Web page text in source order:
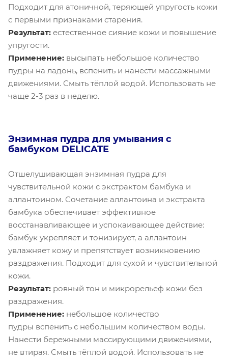
Подходит для атоничной, теряющей упругость кожи
с первыми признаками старения.
Результат: естественное сияние кожи и повышение
упругости.
Применение: высыпать небольшое количество
пудры на ладонь, вспенить и нанести массажными
движениями. Смыть тёплой водой. Использовать не
чаще 2-3 раз в неделю.
Энзимная пудра для умывания с
бамбуком DELICATE
Отшелушивающая энзимная пудра для
чувствительной кожи с экстрактом бамбука и
аллантоином. Сочетание аллантоина и экстракта
бамбука обеспечивает эффективное
восстанавливающее и успокаивающее действие:
бамбук укрепляет и тонизирует, а аллантоин
увлажняет кожу и препятствует возникновению
раздражения. Подходит для сухой и чувствительной
кожи.
Результат: ровный тон и микрорельеф кожи без
раздражения.
Применение: небольшое количество
пудры вспенить с небольшим количеством воды.
Нанести бережными массирующими движениями,
не втирая. Смыть тёплой водой. Использовать не